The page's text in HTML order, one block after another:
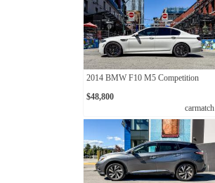
2014 BMW F10 M5 Competition
$48,800
carmatch